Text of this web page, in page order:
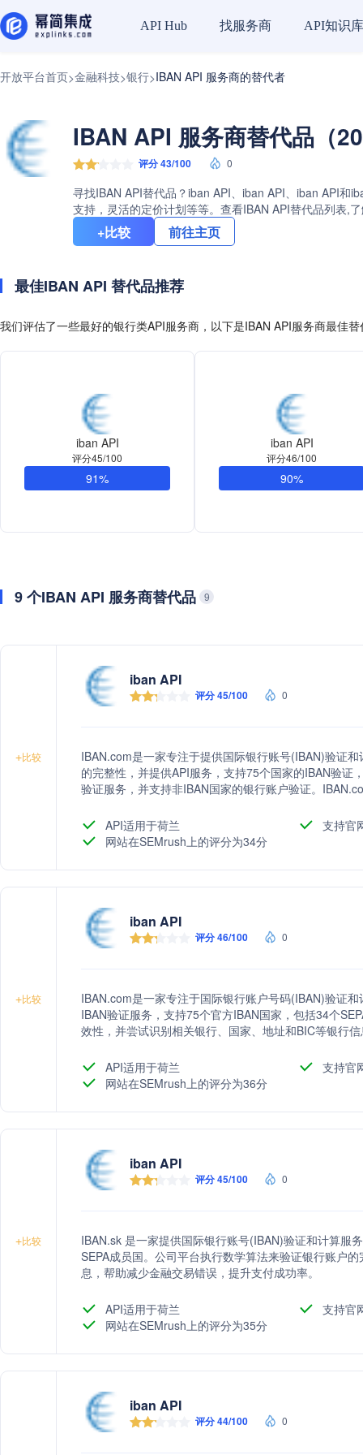
API Hub 找服务商 API知识库
开放平台首页>金融科技>银行>IBAN API 服务商的替代者
IBAN API 服务商替代品（
评分 43/100 0
寻找IBAN API替代品？iban API、iban API、iban API和
支持，灵活的定价计划等等。查看IBAN API替代品列表,
+比较 前往主页
最佳IBAN API 替代品推荐
我们评估了一些最好的银行类API服务商，以下是IBAN API服务商最佳
iban API
评分45/100
91%
iban API
评分46/100
90%
9 个IBAN API 服务商替代品 9
+比较
iban API
评分 45/100 0
IBAN.com是一家专注于提供国际银行账号(IBAN)验证
的完整性，并提供API服务，支持75个国家的IBAN验证
验证服务，并支持非IBAN国家的银行账户验证。
API适用于荷兰
支持官
网站在SEMrush上的评分为34分
+比较
iban API
评分 46/100 0
IBAN.com是一家专注于国际银行账户号码(IBAN)验证
IBAN验证服务，支持75个官方IBAN国家，包括34个
效性，并尝试识别相关银行、国家、地址和BIC等银行
API适用于荷兰
支持官
网站在SEMrush上的评分为36分
+比较
iban API
评分 45/100 0
IBAN.sk 是一家提供国际银行账号(IBAN)验证和计算服
SEPA成员国。公司平台执行数学算法来验证银行账户
息，帮助减少金融交易错误，提升支付成功率。
API适用于荷兰
支持官
网站在SEMrush上的评分为35分
iban API
评分 44/100 0